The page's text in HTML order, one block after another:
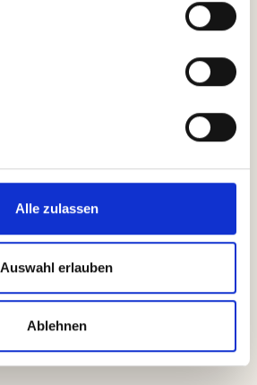
Alle zulassen
Auswahl erlauben
Ablehnen